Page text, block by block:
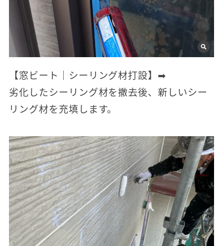
【窓ビート｜シーリング材打設】➡
劣化したシーリング材を撤去後、新しいシー
リング材を充填します。